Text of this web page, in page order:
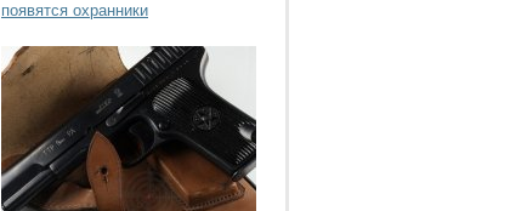
появятся охранники